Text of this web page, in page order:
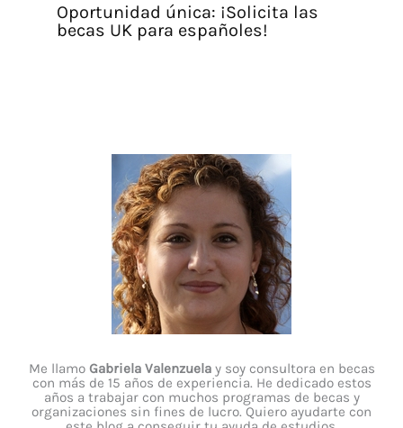
Oportunidad única: ¡Solicita las
becas UK para españoles!
Me llamo Gabriela Valenzuelay soy consultora en becas
con más de 15 años de experiencia. He dedicado estos
años a trabajar con muchos programas de becas y
organizaciones sin fines de lucro. Quiero ayudarte con